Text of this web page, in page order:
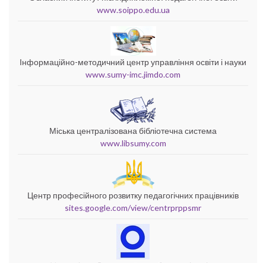
www.soippo.edu.ua
Інформаційно-методичний центр управління освіти і науки
www.sumy-imc.jimdo.com
Міська централізована бібліотечна система
www.libsumy.com
Центр професійного розвитку педагогічних працівників
sites.google.com/view/centrprppsmr